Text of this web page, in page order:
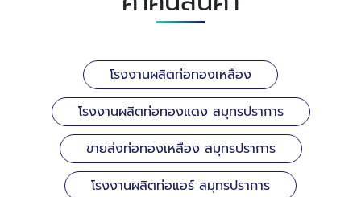
โรงงานผลิตท่อทองเหลือง
โรงงานผลิตท่อทองแดง สมุทรปราการ
ขายส่งท่อทองเหลือง สมุทรปราการ
โรงงานผลิตท่อแอร์ สมุทรปราการ